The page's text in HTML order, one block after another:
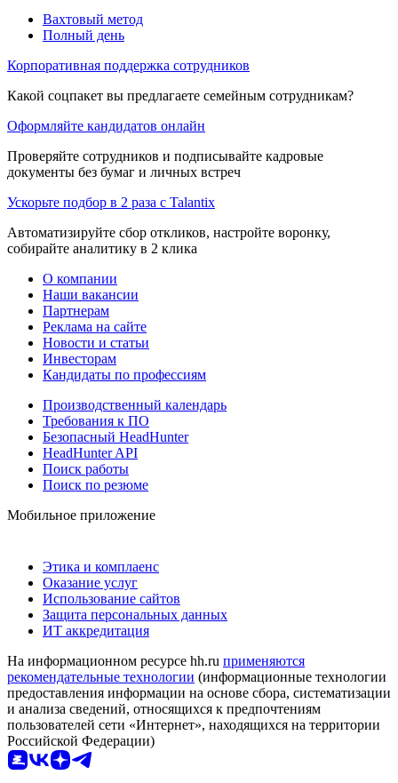
Вахтовый метод
Полный день
Корпоративная поддержка сотрудников
Какой соцпакет вы предлагаете семейным сотрудникам?
Оформляйте кандидатов онлайн
Проверяйте сотрудников и подписывайте кадровые
документы без бумаг и личных встреч
Ускорьте подбор в 2 раза с Talantix
Автоматизируйте сбор откликов, настройте воронку,
собирайте аналитику в 2 клика
О компании
Наши вакансии
Партнерам
Реклама на сайте
Новости и статьи
Инвесторам
Кандидаты по профессиям
Производственный календарь
Требования к ПО
Безопасный HeadHunter
HeadHunter API
Поиск работы
Поиск по резюме
Мобильное приложение
Этика и комплаенс
Оказание услуг
Использование сайтов
Защита персональных данных
ИТ аккредитация
На информационном ресурсе hh.ru применяются
рекомендательные технологии (информационные технологии
предоставления информации на основе сбора, систематизации
и анализа сведений, относящихся к предпочтениям
пользователей сети «Интернет», находящихся на территории
Российской Федерации)